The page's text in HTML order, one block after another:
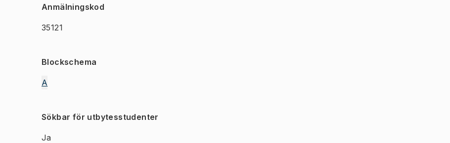
Anmälningskod
35121
Blockschema
A
Sökbar för utbytesstudenter
Ja